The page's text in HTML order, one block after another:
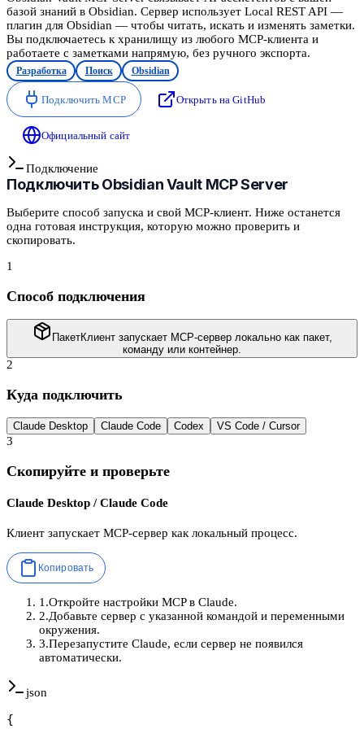
базой знаний в Obsidian. Сервер использует Local REST API —
плагин для Obsidian — чтобы читать, искать и изменять заметки.
Вы подключаетесь к хранилищу из любого MCP-клиента и
работаете с заметками напрямую, без ручного экспорта.
Разработка Поиск Obsidian
Подключить MCP Открыть на GitHub
Официальный сайт
Подключение
ПодключитьObsidian Vault MCP Server
Выберите способ запуска и свой MCP-клиент. Ниже останется
одна готовая инструкция, которую можно проверить и
скопировать.
1
Способ подключения
ПакетКлиент запускает MCP-сервер локально как пакет,
команду или контейнер.
2
Куда подключить
Claude Desktop Claude Code Codex VS Code / Cursor
3
Скопируйте и проверьте
Claude Desktop / Claude Code
Клиент запускает MCP-сервер как локальный процесс.
Копировать
1 .Откройте настройки MCP в Claude.
2.Добавьте сервер с указанной командой и переменными
окружения.
3.Перезапустите Claude, если сервер не появился
автоматически.
json
{